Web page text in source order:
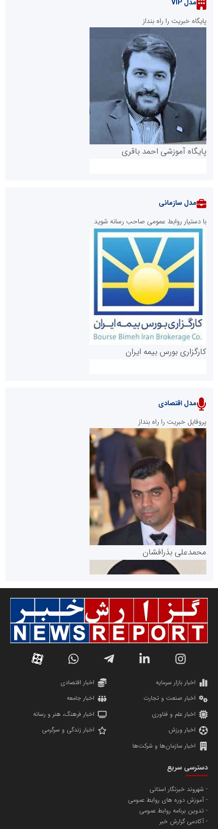
مدل VIP
پایگاه خبریت را راه بنداز
پایگاه آموزشی احمد باقری
روابط عمومی خبرگزاری گزارش خبر
پایگاه خبری نهضت ملی مسکن
پایگاه خبری گفتمان یزد
دانشگاه سئوی ایران
پایگاه اطلاع رسانی اعتلای نهادهای مردمی
مدل سازمانی
با دستیار روابط عمومی صاحب رسانه شوید
کارگزاری بورس بیمه ایران
سازمان بورس و اوراق بهادار
مرجع اخبار موثق در بازارسرمایه
سازمان صنعت،معدن و تجارت
تامین آهن اسفنجی تولیدکنندگان فولاد در کشور
مدل اقتصادی
پروفایل خبریت را راه بنداز
محمدعلی بذرافشان
مریم حاج نوروز نظری
مسعودصادقی
اخبار بازار سرمایه
اخبار اقتصادی
اخبار صنعت و تجارت
اخبار جامعه
اخبار علم و فناوری
اخبار فرهنگ، هنر و رسانه
اخبار ورزش
اخبار زندگی و سرگرمی
اخبار سازمان‌ها و شرکت‌ها
دسترسی سریع
شهروند خبرنگار استانی
آموزش دوره های روابط عمومی
تدوین برنامه روابط عمومی
آکادمی گزارش خبر